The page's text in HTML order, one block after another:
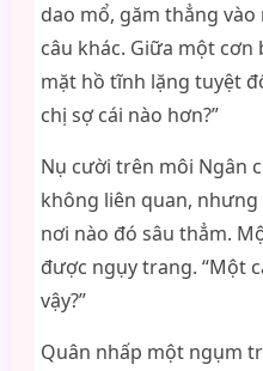
dao mổ, găm thẳng vào
câu khác. Giữa một
mặt hồ tĩnh lặng tuyệt
chị sợ cái nào hơn?”
Nụ cười trên môi Ngân
không liên quan,
nơi nào đó sâu thẳm.
được ngụy trang. “Một
vậy?”
Quân nhấp một ngụm